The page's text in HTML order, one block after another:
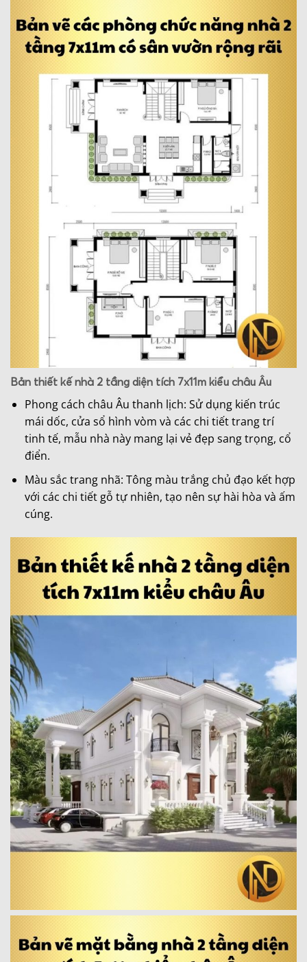
Bản thiết kế nhà 2 tầng diện tích 7x11m kiểu châu Âu
Phong cách châu Âu thanh lịch: Sử dụng kiến trúc
mái dốc, cửa sổ hình vòm và các chi tiết trang trí
tinh tế, mẫu nhà này mang lại vẻ đẹp sang trọng, cổ
điển.
Màu sắc trang nhã: Tông màu trắng chủ đạo kết hợp
với các chi tiết gỗ tự nhiên, tạo nên sự hài hòa và ấm
cúng.